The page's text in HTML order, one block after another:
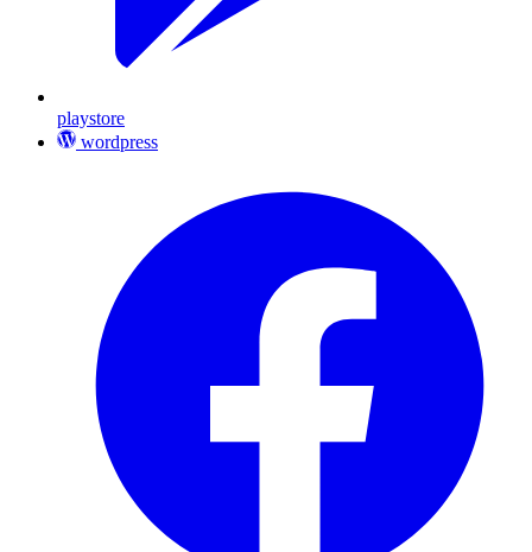
playstore
wordpress